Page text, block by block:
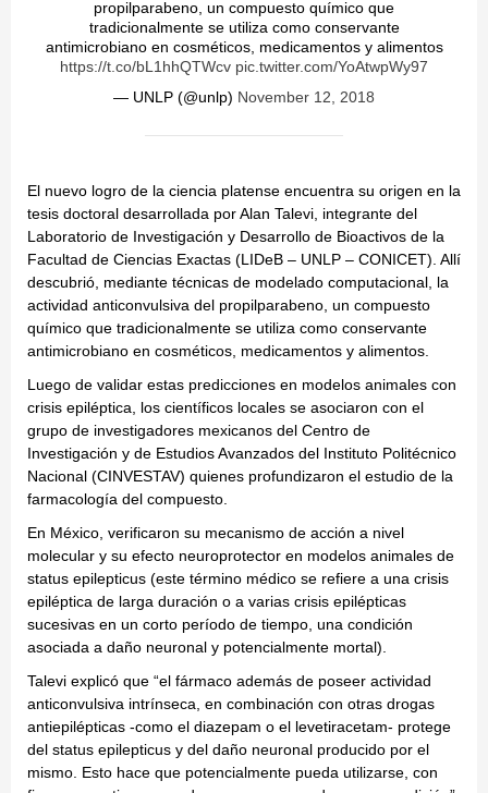
propilparabeno, un compuesto químico que
tradicionalmente se utiliza como conservante
antimicrobiano en cosméticos, medicamentos y alimentos
https://t.co/bL1hhQTWcv pic.twitter.com/YoAtwpWy97
— UNLP (@unlp) November 12, 2018
El nuevo logro de la ciencia platense encuentra su origen en la
tesis doctoral desarrollada por Alan Talevi, integrante del
Laboratorio de Investigación y Desarrollo de Bioactivos de la
Facultad de Ciencias Exactas (LIDeB – UNLP – CONICET). Allí
descubrió, mediante técnicas de modelado computacional, la
actividad anticonvulsiva del propilparabeno, un compuesto
químico que tradicionalmente se utiliza como conservante
antimicrobiano en cosméticos, medicamentos y alimentos.
Luego de validar estas predicciones en modelos animales con
crisis epiléptica, los científicos locales se asociaron con el
grupo de investigadores mexicanos del Centro de
Investigación y de Estudios Avanzados del Instituto Politécnico
Nacional (CINVESTAV) quienes profundizaron el estudio de la
farmacología del compuesto.
En México, verificaron su mecanismo de acción a nivel
molecular y su efecto neuroprotector en modelos animales de
status epilepticus (este término médico se refiere a una crisis
epiléptica de larga duración o a varias crisis epilépticas
sucesivas en un corto período de tiempo, una condición
asociada a daño neuronal y potencialmente mortal).
Talevi explicó que “el fármaco además de poseer actividad
anticonvulsiva intrínseca, en combinación con otras drogas
antiepilépticas -como el diazepam o el levetiracetam- protege
del status epilepticus y del daño neuronal producido por el
mismo. Esto hace que potencialmente pueda utilizarse, con